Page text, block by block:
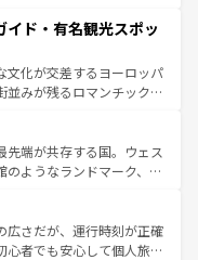
異なるスペインはその個
華麗な宮殿、歴史的な大
な自然が、訪れる者を心
は美食の国としても知ら
形文化遺産にも登録されて
な楽しみ方が可能だ。さ
が溢れており、どの街角に
る。パリ以外の個性あふ
イド・有名観光スポッ
文化が交差するヨーロッパ
並みが残るロマンチック街
も飽きることがない。ベ
ン州のアルプスの絶景、そ
いった風景は必見。ビール
。 なお、新着の
参照してほしい。
先端が共存する国。ウェス
のようなランドマーク、歴
た、優雅なアフタヌーン
ない英国パブ、サッカー観
体験も豊富。イギリスを旅
広さだが、運行時刻が正確
心者でも安心して個人旅行